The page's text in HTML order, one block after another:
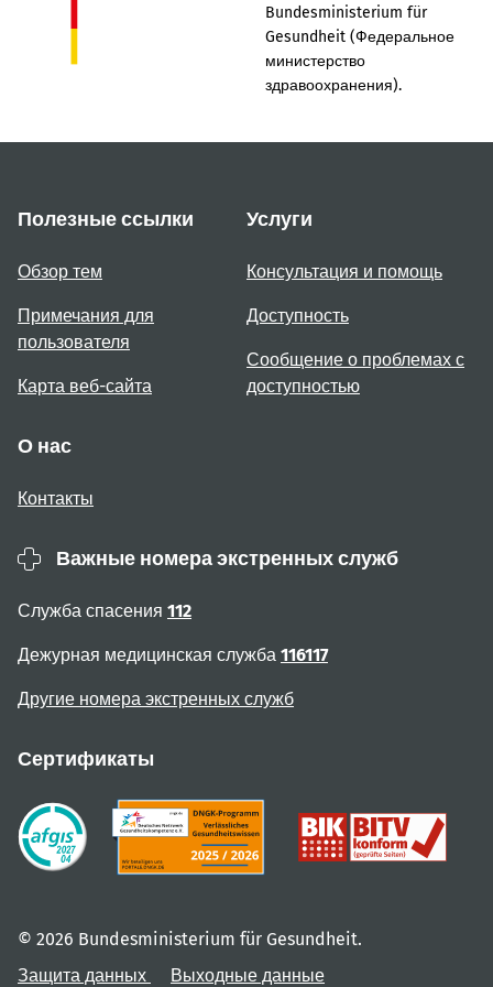
Bundesministerium für
Gesundheit (Федеральное
министерство
здравоохранения).
Полезные ссылки
Обзор тем
Примечания для
пользователя
Карта веб-сайта
Услуги
Консультация и помощь
Доступность
Сообщение о проблемах с
доступностью
О нас
Контакты
Важные номера экстренных служб
Служба спасения 112
Дежурная медицинская служба 116117
Другие номера экстренных служб
Сертификаты
© 2026 Bundesministerium für Gesundheit.
Защита данных
Выходные данные